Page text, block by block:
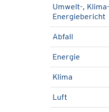
Umwelt-,
Energiebericht
Abfall
Energie
Klima
Luft